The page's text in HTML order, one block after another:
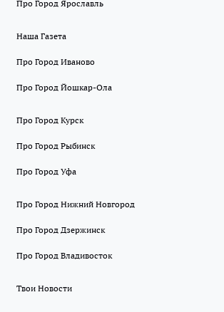
Про Город Ярославль
Наша Газета
Про Город Иваново
Про Город Йошкар-Ола
Про Город Курск
Про Город Рыбинск
Про Город Уфа
Про Город Нижний Новгород
Про Город Дзержинск
Про Город Владивосток
Твои Новости